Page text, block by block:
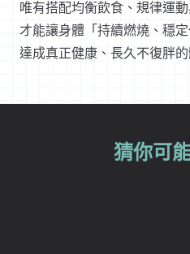
唯有搭配均衡飲食、規律運動
才能讓身體「持續燃燒、穩定
達成真正健康、長久不復胖的
猜你可